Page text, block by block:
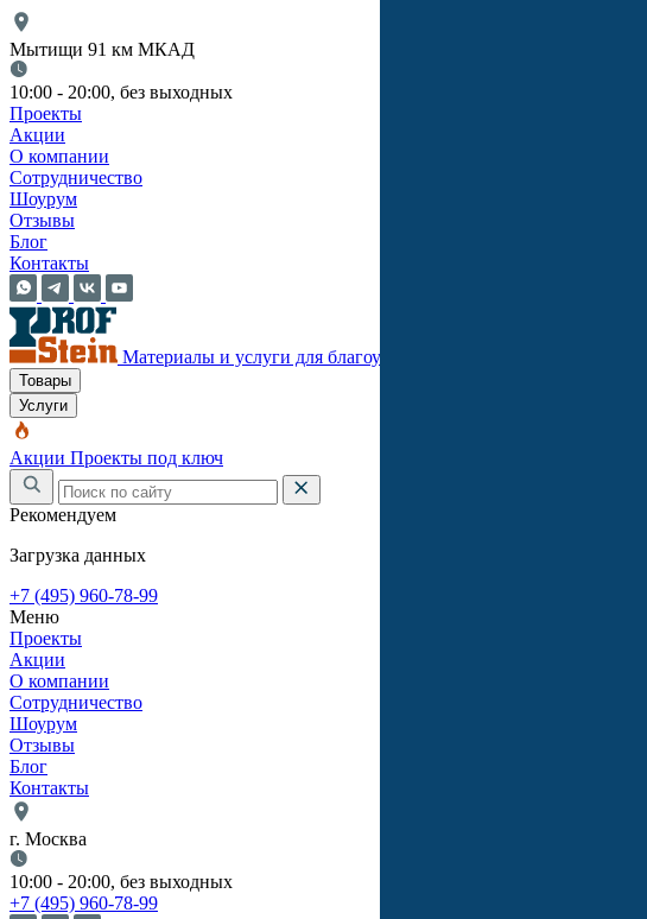
Мытищи 91 км МКАД
10:00 - 20:00, без выходных
Проекты
Акции
О компании
Сотрудничество
Шоурум
Отзывы
Блог
Контакты
Материалы и услуги для благоустройства
Товары
Услуги
Акции Проекты под ключ
Рекомендуем
Загрузка данных
+7 (495) 960-78-99
Меню
Проекты
Акции
О компании
Сотрудничество
Шоурум
Отзывы
Блог
Контакты
г. Москва
10:00 - 20:00, без выходных
+7 (495) 960-78-99